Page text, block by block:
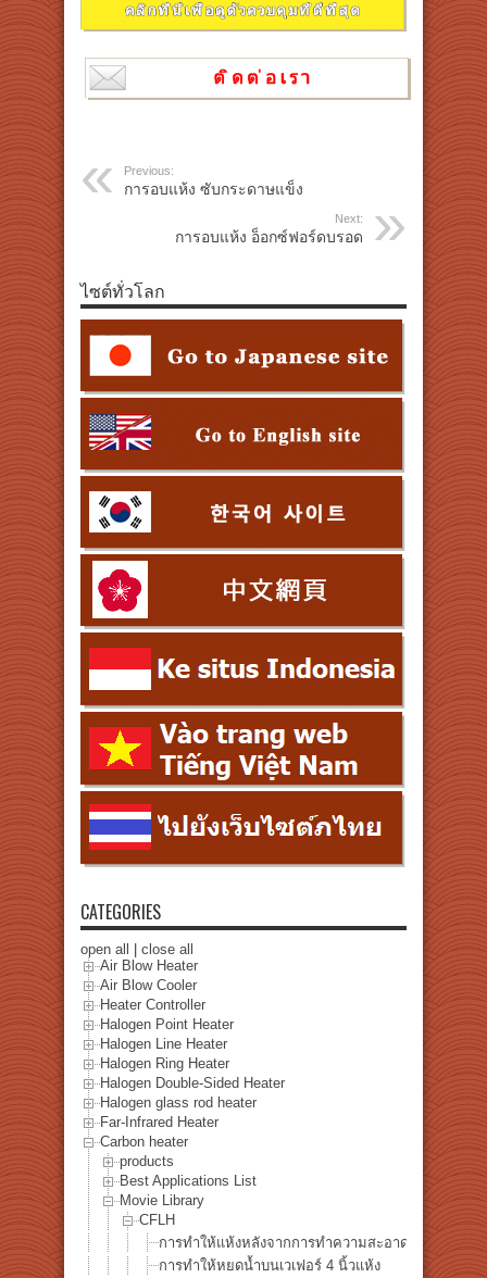
Previous:
การอบแห้ง ซับกระดาษแข็ง
Next:
การอบแห้ง อ็อกซ์ฟอร์ดบรอด
ไซต์ทั่วโลก
CATEGORIES
open all | close all
Air Blow Heater
Air Blow Cooler
Heater Controller
Halogen Point Heater
Halogen Line Heater
Halogen Ring Heater
Halogen Double-Sided Heater
Halogen glass rod heater
Far-Infrared Heater
Carbon heater
products
Best Applications List
Movie Library
CFLH
การทำให้แห้งหลังจากการทำความสะอาดเวเฟอร์ซิลิค
การทำให้หยดน้ำบนเวเฟอร์ 4 นิ้วแห้ง